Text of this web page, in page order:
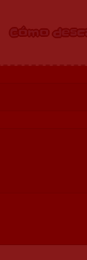
Cómo